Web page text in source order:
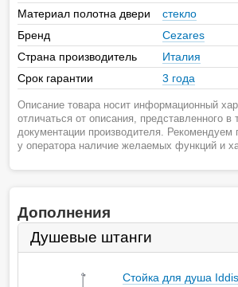
Материал полотна двери
стекло
Бренд
Cezares
Страна производитель
Италия
Срок гарантии
3 года
Описание товара носит информационный
отличаться от описания, представленного в
документации производителя. Рекомендуем
у оператора наличие желаемых функций и
Дополнения
Душевые штанги
Стойка для душа Iddis